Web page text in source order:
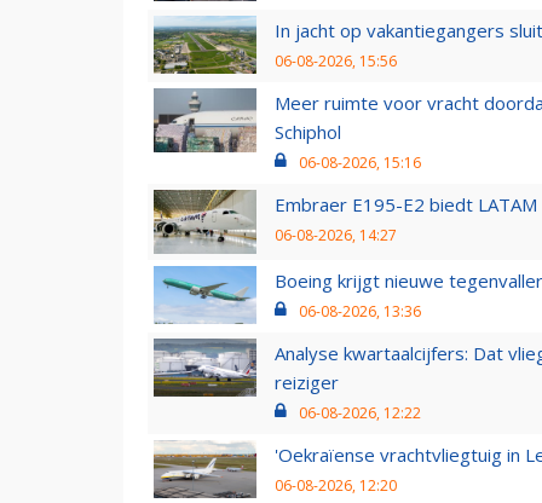
In jacht op vakantiegangers
06-08-2026, 15:56
Meer ruimte voor vracht
Schiphol
06-08-2026, 15:16
Embraer E195-E2 biedt
06-08-2026, 14:27
Boeing krijgt nieuwe
06-08-2026, 13:36
Analyse kwartaalcijfers: Dat
reiziger
06-08-2026, 12:22
'Oekraïense vrachtvliegtuig in
06-08-2026, 12:20